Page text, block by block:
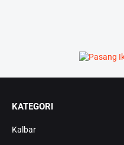
KATEGORI
Kalbar